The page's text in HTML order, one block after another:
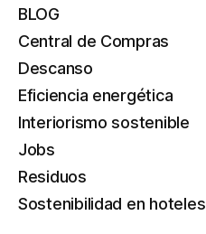
BLOG
Central de Compras
Descanso
Eficiencia energética
Interiorismo sostenible
Jobs
Residuos
Sostenibilidad en hoteles